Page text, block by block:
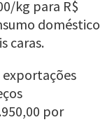
kg para R$
doméstico
caras.
exportações
por